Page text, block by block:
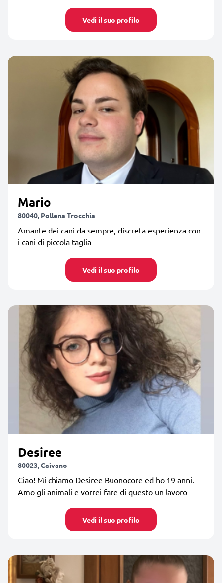
Vedi il suo profilo
Mario
80040, Pollena Trocchia
Amante dei cani da sempre, discreta esperienza con
i cani di piccola taglia
Vedi il suo profilo
Desiree
80023, Caivano
Ciao! Mi chiamo Desiree Buonocore ed ho 19 anni.
Amo gli animali e vorrei fare di questo un lavoro
Vedi il suo profilo